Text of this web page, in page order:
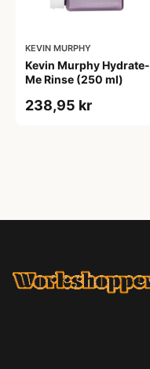
KEVIN MURPHY
Kevin Murphy Hydrate-
Me Rinse (250 ml)
238,95 kr